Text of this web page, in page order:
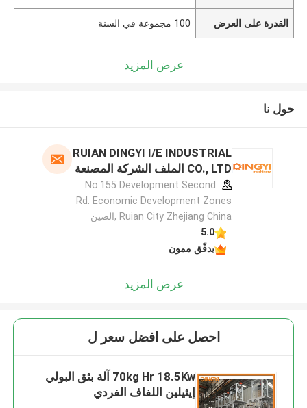
القدرة على العرض 100 مجموعة في السنة
عرض المزيد
حول نا
RUIAN DINGYI I/E INDUSTRIAL
CO., LTD الملف الشركة المصنعة
No.155 Development Second
Rd. Economic Development Zones
Ruian City Zhejiang China ,الصين
5.0
يدقّق ممون
عرض المزيد
احصل على افضل سعر ل
70kg Hr 18.5Kw آلة بثق البولي
إيثيلين اللفاف الفردي